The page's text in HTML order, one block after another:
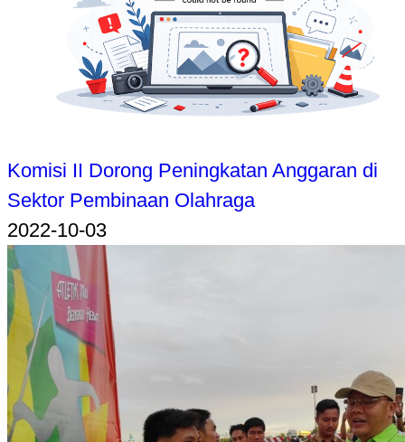
Komisi II Dorong Peningkatan Anggaran di
Sektor Pembinaan Olahraga
2022-10-03